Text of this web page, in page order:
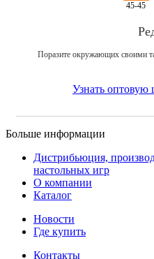
45-45
Поразите окружающих своими
Узнать оптовую
Больше информации
Дистрибьюция,
настольных игр
О компании
Каталог
Новости
Где купить
Контакты